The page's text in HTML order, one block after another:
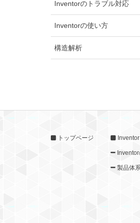
Inventorのトラブル対応
Inventorの使い方
構造解析
トップページ
製品体